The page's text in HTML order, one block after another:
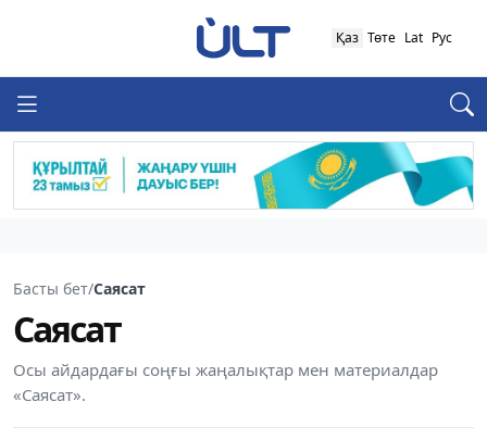
Қаз Төте Lat Рус
Басты бет/Саясат
Саясат
Осы айдардағы соңғы жаңалықтар мен материалдар
«Саясат».